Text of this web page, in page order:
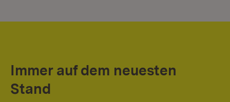
Immer auf dem neuesten
Stand